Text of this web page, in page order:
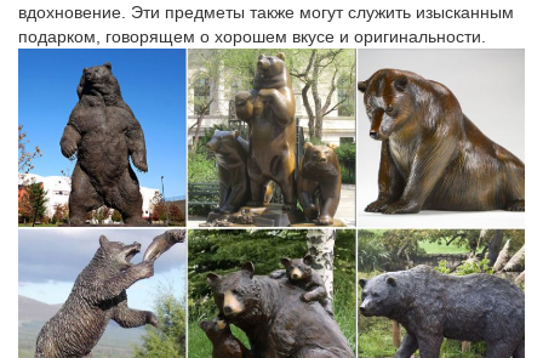
нового 2018 года! Фигурки собак по низкой цене!
Фигурки и статуэтки собак купить в Москве. Заказать фигурки…
Фигурки и статуэтки собак в Москве. Вы выбрали: Поиск:
собака.Регион Москва. Предложения из других регионов.
Цена, руб. – Товары со скидкой.Увеличить. Собака
декоративная на торпеду супер большая.Увеличить. Сувенир
«Собака Дружок», символ года, гжель.
Статуэтки собак в интернет-магазине Для Тебя
Позолоченные и посеребренные цветы. Корабли. Большие
модели кораблей.Все до 300 рублей. Цена товара. от
руб.Собака – символ 2018. Цветы.Статуэтка напольная с
часами "Собака Сэр Уильям". E91621.
вдохновение. Эти предметы также могут служить изысканным
подарком, говорящем о хорошем вкусе и оригинальности.